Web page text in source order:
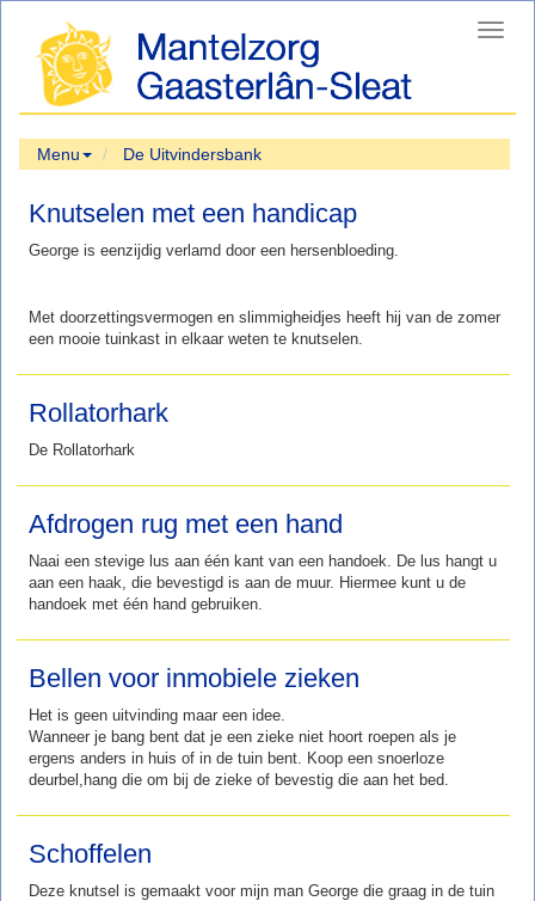
Menu De Uitvindersbank
Knutselen met een handicap
George is eenzijdig verlamd door een hersenbloeding.
Met doorzettingsvermogen en slimmigheidjes heeft hij van de zomer
een mooie tuinkast in elkaar weten te knutselen.
Rollatorhark
De Rollatorhark
Afdrogen rug met een hand
Naai een stevige lus aan één kant van een handoek. De lus hangt u
aan een haak, die bevestigd is aan de muur. Hiermee kunt u de
handoek met één hand gebruiken.
Bellen voor inmobiele zieken
Het is geen uitvinding maar een idee.
Wanneer je bang bent dat je een zieke niet hoort roepen als je
ergens anders in huis of in de tuin bent. Koop een snoerloze
deurbel,hang die om bij de zieke of bevestig die aan het bed.
Schoffelen
Deze knutsel is gemaakt voor mijn man George die graag in de tuin